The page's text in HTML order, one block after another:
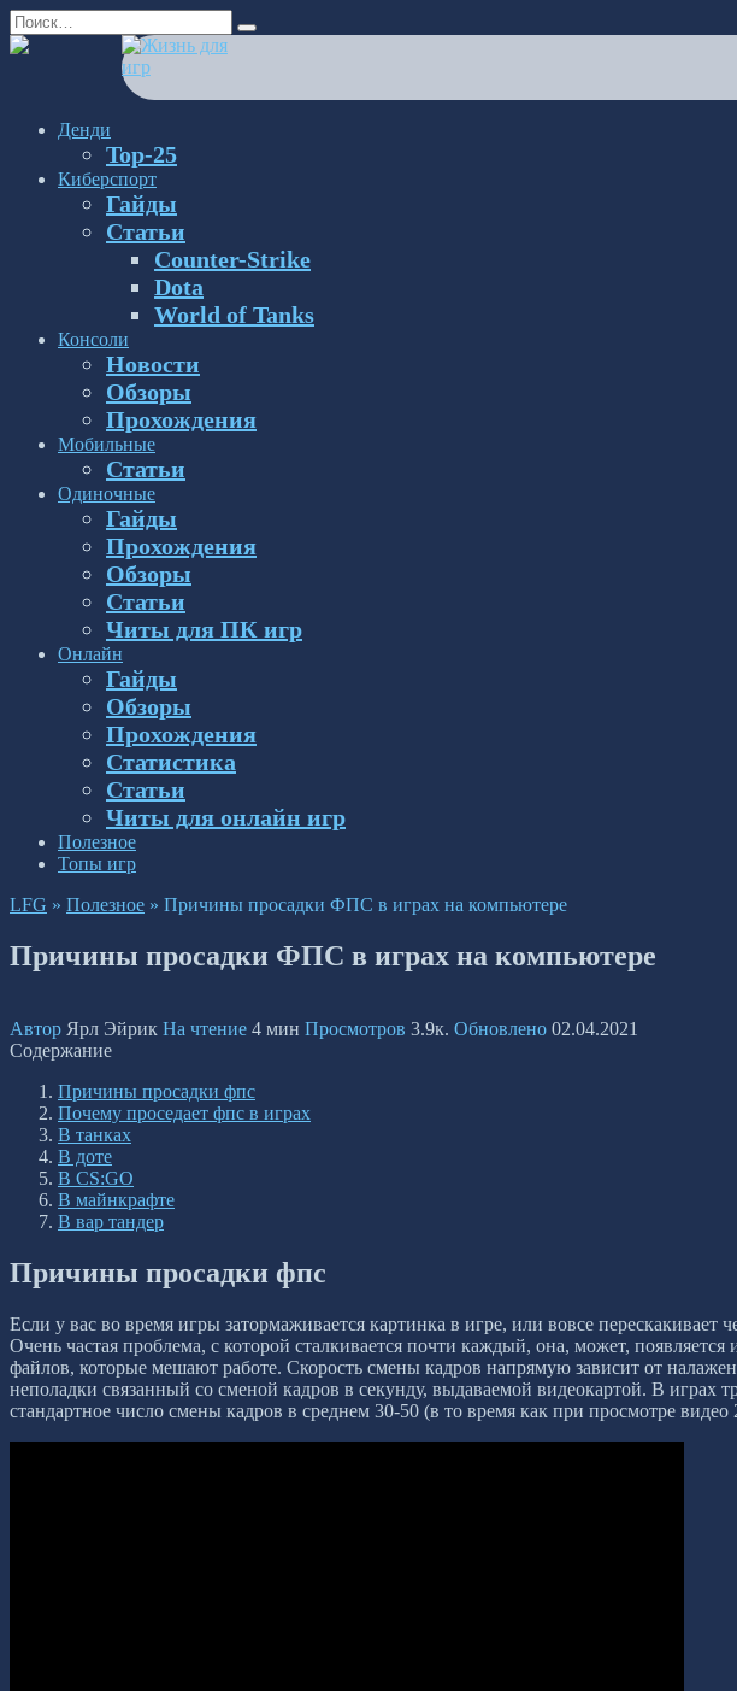
Перейти
к
Search
for:
Денди
Top-25
Киберспорт
Гайды
Статьи
Counter-Strike
Dota
World of Tanks
Консоли
Новости
Обзоры
Прохождения
Мобильные
Статьи
Одиночные
Гайды
Прохождения
Обзоры
Статьи
Читы для ПК игр
Онлайн
Гайды
Обзоры
Прохождения
Статистика
Статьи
Читы для онлайн игр
Полезное
Топы игр
LFG » Полезное » Причины просадки ФПС в играх на компьютере
Причины просадки ФПС в играх на компьютере
Автор Ярл Эйрик На чтение 4 мин Просмотров 3.9к. Обновлено 02.04.2021
Содержание
Причины просадки фпс
Почему проседает фпс в играх
В танках
В доте
В CS:GO
В майнкрафте
В вар тандер
Причины просадки фпс
Если у вас во время игры затормаживается картинка в игре, или вовсе
Очень частая проблема, с которой сталкивается почти каждый, она, может,
файлов, которые мешают работе. Скорость смены кадров напрямую зависит от
неполадки связанный со сменой кадров в секунду, выдаваемой видеокартой. В
стандартное число смены кадров в среднем 30-50 (в то время как при просмотре видео